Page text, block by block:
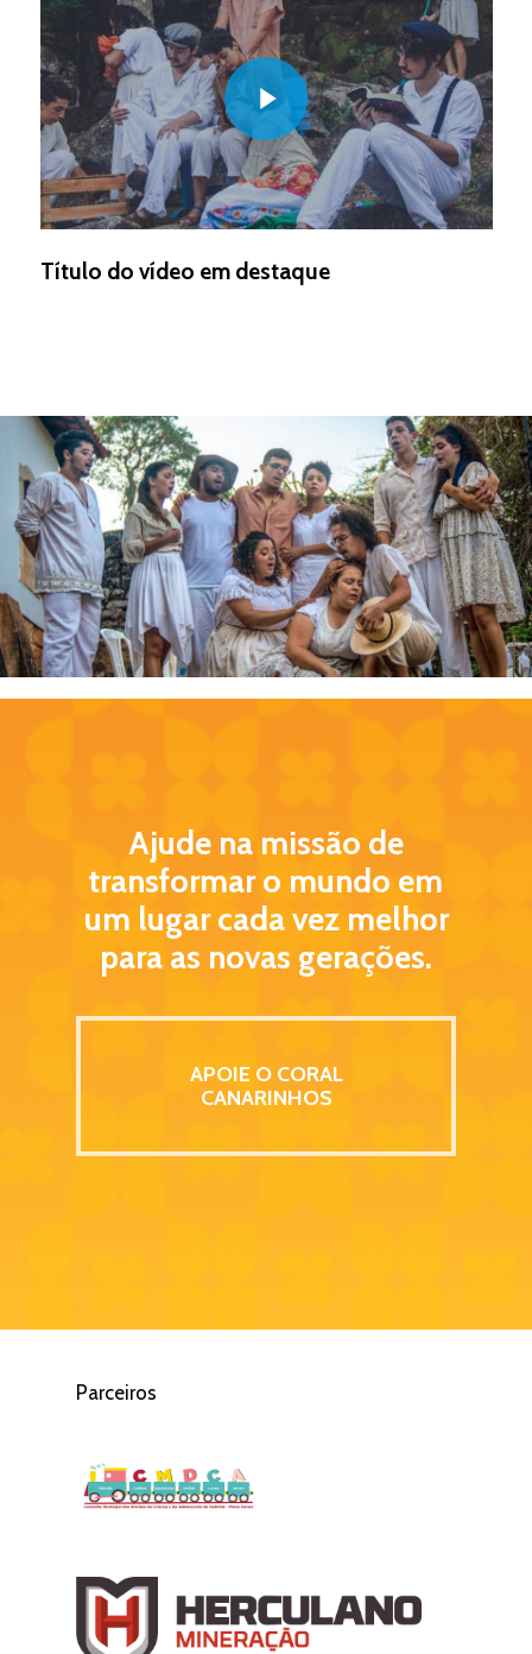
Play Video
Título do vídeo em destaque
Ajude na missão de
transformar o mundo em
um lugar cada vez melhor
para as novas gerações.
APOIE O CORAL
CANARINHOS
Parceiros